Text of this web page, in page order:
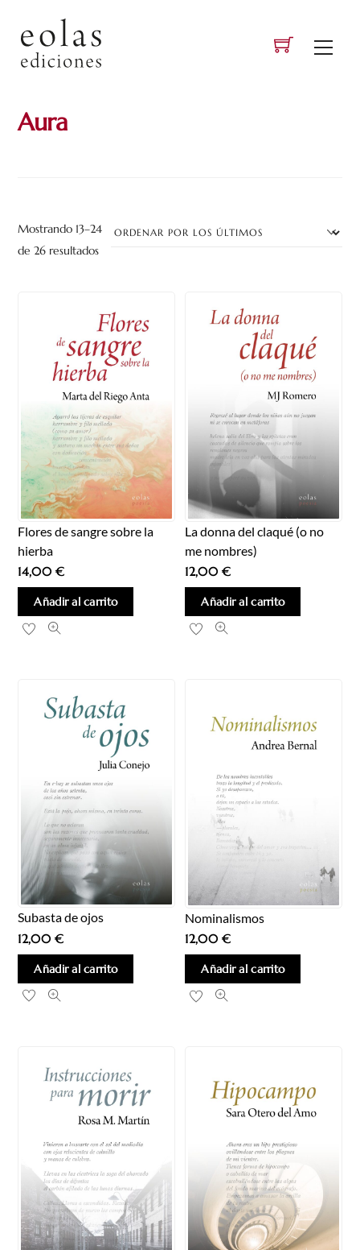
content
Aura
Mostrando 13–24
de 26 resultadosOrdenado
últimos
Flores de sangre sobre la
hierba
14,00€
Añadir al carrito
La donna del claqué (o no
me nombres)
12,00€
Añadir al carrito
Subasta de ojos
12,00€
Añadir al carrito
Nominalismos
12,00€
Añadir al carrito